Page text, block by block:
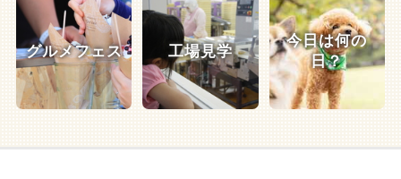
グルメフェス 工場見学
今日は何の
日？